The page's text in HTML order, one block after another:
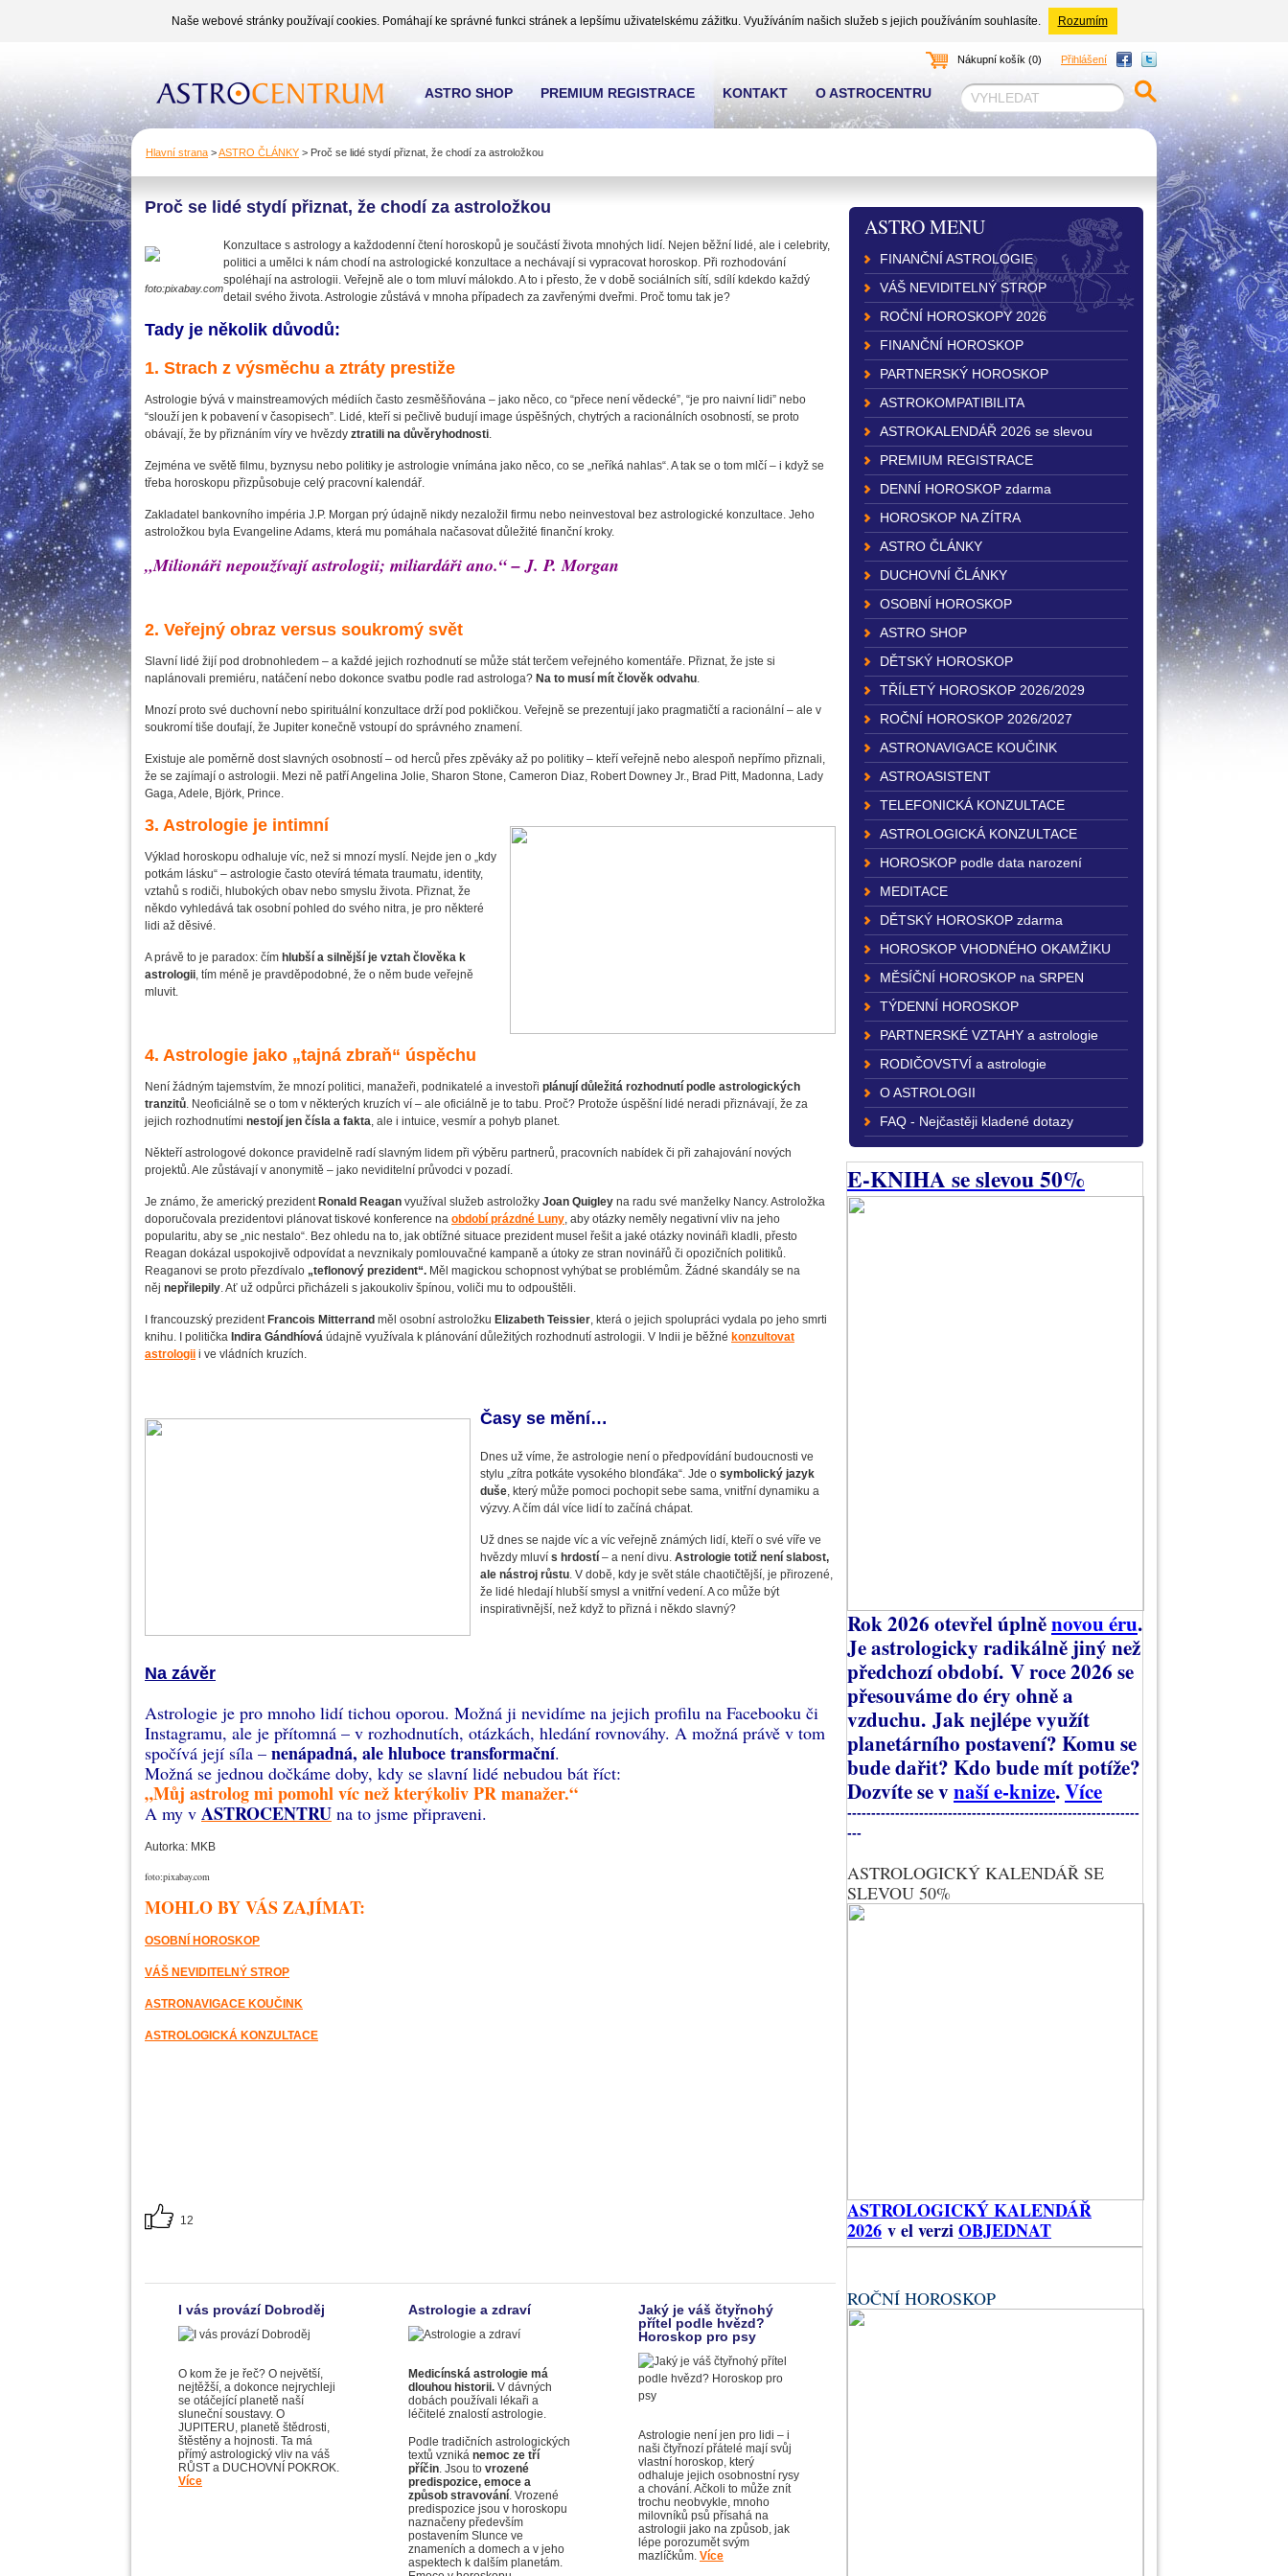
Naše webové stránky používají cookies. Pomáhají ke správné funkci stránek a lepšímu uživatelskému zážitku. Využíváním našich služeb s jejich používáním souhlasíte. Rozumím
Hlavní strana >ASTRO ČLÁNKY > Proč se lidé stydí přiznat, že chodí za astroložkou
Proč se lidé stydí přiznat, že chodí za astroložkou
foto:pixabay.com
Konzultace s astrology a každodenní čtení horoskopů je součástí života mnohých lidí. Nejen běžní lidé, ale i celebrity,
politici a umělci k nám chodí na astrologické konzultace a nechávají si vypracovat horoskop. Při rozhodování
spoléhají na astrologii. Veřejně ale o tom mluví málokdo. A to i přesto, že v době sociálních sítí, sdílí kdekdo každý
detail svého života. Astrologie zůstává v mnoha případech za zavřenými dveřmi. Proč tomu tak je?
Tady je několik důvodů:
1. Strach z výsměchu a ztráty prestiže
Astrologie bývá v mainstreamových médiích často zesměšňována – jako něco, co “přece není vědecké”, “je pro naivní lidi” nebo
“slouží jen k pobavení v časopisech”. Lidé, kteří si pečlivě budují image úspěšných, chytrých a racionálních osobností, se proto
obávají, že by přiznáním víry ve hvězdy ztratili na důvěryhodnosti.
Zejména ve světě filmu, byznysu nebo politiky je astrologie vnímána jako něco, co se „neříká nahlas“. A tak se o tom mlčí – i když se
třeba horoskopu přizpůsobuje celý pracovní kalendář.
Zakladatel bankovního impéria J.P. Morgan prý údajně nikdy nezaložil firmu nebo neinvestoval bez astrologické konzultace. Jeho
astroložkou byla Evangeline Adams, která mu pomáhala načasovat důležité finanční kroky.
„Milionáři nepoužívají astrologii; miliardáři ano.“ – J. P. Morgan
2. Veřejný obraz versus soukromý svět
Slavní lidé žijí pod drobnohledem – a každé jejich rozhodnutí se může stát terčem veřejného komentáře. Přiznat, že jste si
naplánovali premiéru, natáčení nebo dokonce svatbu podle rad astrologa? Na to musí mít člověk odvahu.
Mnozí proto své duchovní nebo spirituální konzultace drží pod pokličkou. Veřejně se prezentují jako pragmatičtí a racionální – ale v
soukromí tiše doufají, že Jupiter konečně vstoupí do správného znamení.
Existuje ale poměrně dost slavných osobností – od herců přes zpěváky až po politiky – kteří veřejně nebo alespoň nepřímo přiznali,
že se zajímají o astrologii. Mezi ně patří Angelina Jolie, Sharon Stone, Cameron Diaz, Robert Downey Jr., Brad Pitt, Madonna, Lady
Gaga, Adele, Björk, Prince.
3. Astrologie je intimní
Výklad horoskopu odhaluje víc, než si mnozí myslí. Nejde jen o „kdy
potkám lásku“ – astrologie často otevírá témata traumatu, identity,
vztahů s rodiči, hlubokých obav nebo smyslu života. Přiznat, že
někdo vyhledává tak osobní pohled do svého nitra, je pro některé
lidi až děsivé.
A právě to je paradox: čím hlubší a silnější je vztah člověka k
astrologii, tím méně je pravděpodobné, že o něm bude veřejně
mluvit.
4. Astrologie jako „tajná zbraň“ úspěchu
Není žádným tajemstvím, že mnozí politici, manažeři, podnikatelé a investoři plánují důležitá rozhodnutí podle astrologických
tranzitů. Neoficiálně se o tom v některých kruzích ví – ale oficiálně je to tabu. Proč? Protože úspěšní lidé neradi přiznávají, že za
jejich rozhodnutími nestojí jen čísla a fakta, ale i intuice, vesmír a pohyb planet.
Někteří astrologové dokonce pravidelně radí slavným lidem při výběru partnerů, pracovních nabídek či při zahajování nových
projektů. Ale zůstávají v anonymitě – jako neviditelní průvodci v pozadí.
Je známo, že americký prezident Ronald Reagan využíval služeb astroložky Joan Quigley na radu své manželky Nancy. Astroložka
doporučovala prezidentovi plánovat tiskové konference na období prázdné Luny, aby otázky neměly negativní vliv na jeho
popularitu, aby se „nic nestalo“. Bez ohledu na to, jak obtížné situace prezident musel řešit a jaké otázky novináři kladli, přesto
Reagan dokázal uspokojivě odpovídat a nevznikaly pomlouvačné kampaně a útoky ze stran novinářů či opozičních politiků.
Reaganovi se proto přezdívalo „teflonový prezident“. Měl magickou schopnost vyhýbat se problémům. Žádné skandály se na
něj nepřilepily. Ať už odpůrci přicházeli s jakoukoliv špínou, voliči mu to odpouštěli.
I francouzský prezident Francois Mitterrand měl osobní astroložku Elizabeth Teissier, která o jejich spolupráci vydala po jeho smrti
knihu. I politička Indira Gándhíová údajně využívala k plánování důležitých rozhodnutí astrologii. V Indii je běžné konzultovat
astrologii i ve vládních kruzích.
Časy se mění…
Dnes už víme, že astrologie není o předpovídání budoucnosti ve
stylu „zítra potkáte vysokého blonďáka“. Jde o symbolický jazyk
duše, který může pomoci pochopit sebe sama, vnitřní dynamiku a
výzvy. A čím dál více lidí to začíná chápat.
Už dnes se najde víc a víc veřejně známých lidí, kteří o své víře ve
hvězdy mluví s hrdostí – a není divu. Astrologie totiž není slabost,
ale nástroj růstu. V době, kdy je svět stále chaotičtější, je přirozené,
že lidé hledají hlubší smysl a vnitřní vedení. A co může být
inspirativnější, než když to přizná i někdo slavný?
Na závěr
Astrologie je pro mnoho lidí tichou oporou. Možná ji nevidíme na jejich profilu na Facebooku či
Instagramu, ale je přítomná – v rozhodnutích, otázkách, hledání rovnováhy. A možná právě v tom
spočívá její síla – nenápadná, ale hluboce transformační.
Možná se jednou dočkáme doby, kdy se slavní lidé nebudou bát říct:
„Můj astrolog mi pomohl víc než kterýkoliv PR manažer.“
A my v ASTROCENTRU na to jsme připraveni.
Autorka: MKB
foto:pixabay.com
MOHLO BY VÁS ZAJÍMAT:
OSOBNÍ HOROSKOP
VÁŠ NEVIDITELNÝ STROP
ASTRONAVIGACE KOUČINK
ASTROLOGICKÁ KONZULTACE
12
I vás provází Dobroděj
O kom že je řeč? O největší,
nejtěžší, a dokonce nejrychleji
se otáčející planetě naší
sluneční soustavy. O
JUPITERU, planetě štědrosti,
štěstěny a hojnosti. Ta má
přímý astrologický vliv na váš
RŮST a DUCHOVNÍ POKROK.
Více
Astrologie a zdraví
Medicínská astrologie má
dlouhou historii. V dávných
dobách používali lékaři a
léčitelé znalostí astrologie.
Podle tradičních astrologických
textů vzniká nemoc ze tří
příčin. Jsou to vrozené
predispozice, emoce a
způsob stravování. Vrozené
predispozice jsou v horoskopu
naznačeny především
postavením Slunce ve
znameních a domech a v jeho
aspektech k dalším planetám.
Jaký je váš čtyřnohý
přítel podle hvězd?
Horoskop pro psy
Astrologie není jen pro lidi – i
naši čtyřnozí přátelé mají svůj
vlastní horoskop, který
odhaluje jejich osobnostní rysy
a chování. Ačkoli to může znít
trochu neobvykle, mnoho
milovníků psů přísahá na
astrologii jako na způsob, jak
lépe porozumět svým
mazlíčkům. Více
ASTRO MENU
FINANČNÍ ASTROLOGIE
VÁŠ NEVIDITELNÝ STROP
ROČNÍ HOROSKOPY 2026
FINANČNÍ HOROSKOP
PARTNERSKÝ HOROSKOP
ASTROKOMPATIBILITA
ASTROKALENDÁŘ 2026 se slevou
PREMIUM REGISTRACE
DENNÍ HOROSKOP zdarma
HOROSKOP NA ZÍTRA
ASTRO ČLÁNKY
DUCHOVNÍ ČLÁNKY
OSOBNÍ HOROSKOP
ASTRO SHOP
DĚTSKÝ HOROSKOP
TŘÍLETÝ HOROSKOP 2026/2029
ROČNÍ HOROSKOP 2026/2027
ASTRONAVIGACE KOUČINK
ASTROASISTENT
TELEFONICKÁ KONZULTACE
ASTROLOGICKÁ KONZULTACE
HOROSKOP podle data narození
MEDITACE
DĚTSKÝ HOROSKOP zdarma
HOROSKOP VHODNÉHO OKAMŽIKU
MĚSÍČNÍ HOROSKOP na SRPEN
TÝDENNÍ HOROSKOP
PARTNERSKÉ VZTAHY a astrologie
RODIČOVSTVÍ a astrologie
O ASTROLOGII
FAQ - Nejčastěji kladené dotazy
E-KNIHA se slevou 50%
Rok 2026 otevřel úplněnovou éru.
Je astrologicky radikálně jiný než
předchozí období. V roce 2026 se
přesouváme do éry ohně a
vzduchu. Jak nejlépe využít
planetárního postavení? Komu se
bude dařit? Kdo bude mít potíže?
Dozvíte se vnaší e-knize.Více
-------------------------------------------------------------
---
ASTROLOGICKÝ KALENDÁŘ SE
SLEVOU 50%
ASTROLOGICKÝ KALENDÁŘ
2026 v el verziOBJEDNAT
ROČNÍ HOROSKOP
ASTRO SHOP PREMIUM REGISTRACE KONTAKT O ASTROCENTRU
Přihlášení
Nákupní košík (0)